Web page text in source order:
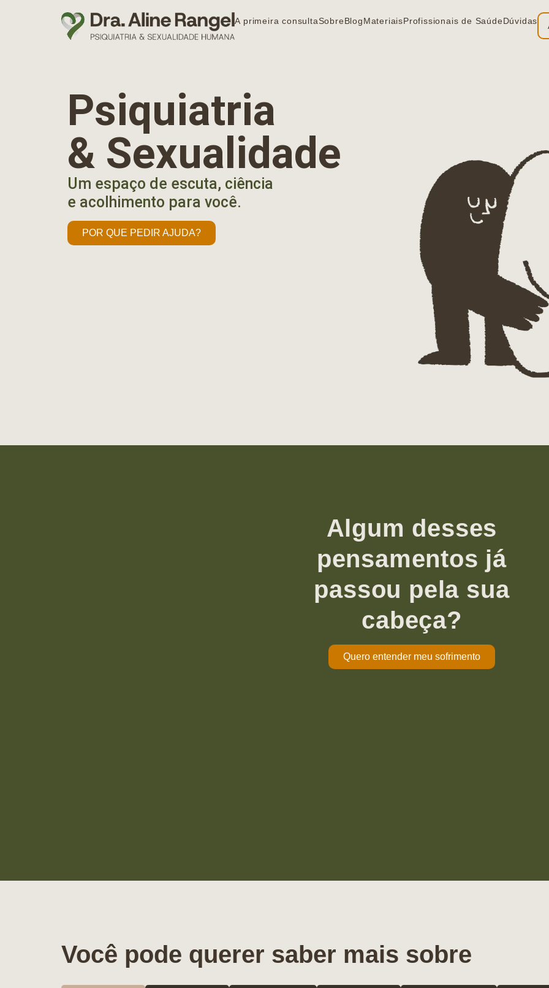
A primeira consultaSobreBlogMateriaisProfissionais de SaúdeDúvidas
Psiquiatria
& Sexualidade
Um espaço de escuta, ciência
e acolhimento para você.
POR QUE PEDIR AJUDA?
Algum desses
pensamentos já
passou pela sua
cabeça?
Quero entender meu sofrimento
Você pode querer saber mais sobre